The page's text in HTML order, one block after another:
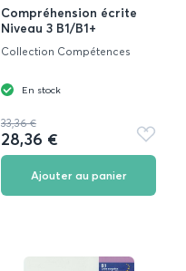
Compréhension écrite
Niveau 3 B1/B1+
Collection Compétences
En stock
33,36 €
28,36 €
Ajouter
aux
Ajouter au panier